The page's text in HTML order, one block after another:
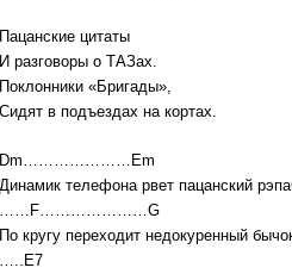
Пацанские цитаты
И разговоры о ТАЗах.
Поклонники «Бригады»,
Сидят в подъездах на кортах.
Dm…………………Em
Динамик телефона рвет пацанский
……F…………………G
По кругу переходит недокуренный
…..E7